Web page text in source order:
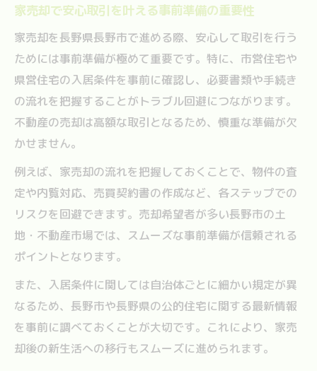
家売却で安心取引を叶える事前準備の重要性
家売却を長野県長野市で進める際、安心して取引を行う
ためには事前準備が極めて重要です。特に、市営住宅や
県営住宅の入居条件を事前に確認し、必要書類や手続き
の流れを把握することがトラブル回避につながります。
不動産の売却は高額な取引となるため、慎重な準備が欠
かせません。
例えば、家売却の流れを把握しておくことで、物件の査
定や内覧対応、売買契約書の作成など、各ステップでの
リスクを回避できます。売却希望者が多い長野市の土
地・不動産市場では、スムーズな事前準備が信頼される
ポイントとなります。
また、入居条件に関しては自治体ごとに細かい規定が異
なるため、長野市や長野県の公的住宅に関する最新情報
を事前に調べておくことが大切です。これにより、家売
却後の新生活への移行もスムーズに進められます。